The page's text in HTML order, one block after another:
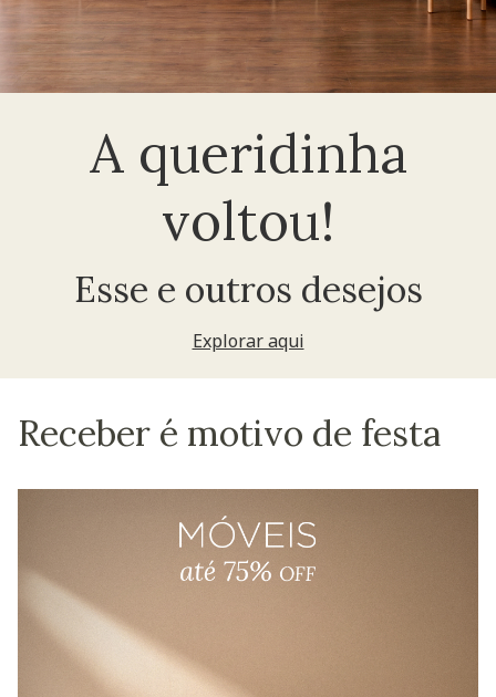
A queridinha
voltou!
Esse e outros desejos
Explorar aqui
Receber é motivo de festa